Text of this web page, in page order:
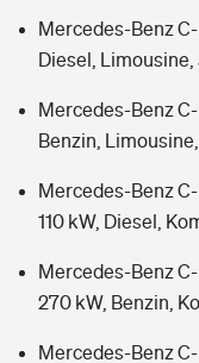
Mercedes-Benz C-
Diesel,
Mercedes-Benz
Benzin,
Mercedes-Benz C-
110 kW, Diesel,
Mercedes-Benz C-
270 kW, Benzin,
Mercedes-Benz C-